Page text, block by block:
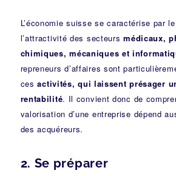
L’économie suisse se caractérise par
l’attractivité des secteursmédicaux,
chimiques, mécaniques et
repreneurs d’affaires sont
cesactivités, qui laissent présager
rentabilité. Il convient donc de
valorisation d’une entreprise dépend
des acquéreurs.
2. Se préparer